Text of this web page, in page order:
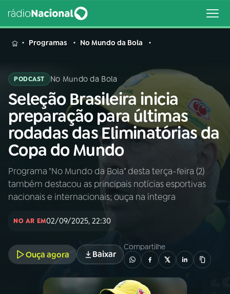
MENU
Buscar
na
Rádio
Nacional
Buscar
AO VIVO
01 INÍCIO
02A RÁDIO
03PROGRAMAÇÃO
PROGRAMAS
Programas No Mundo da Bola
PODCAST No Mundo da Bola
Seleção Brasileira inicia
preparação para últimas
rodadas das Eliminatórias da
Copa do Mundo
Programa "No Mundo da Bola" desta terça-feira (2)
também destacou as principais notícias esportivas
nacionais e internacionais; ouça na íntegra
NO AR EM02/09/2025, 22:30
Ouça agora Baixar
Compartilhe